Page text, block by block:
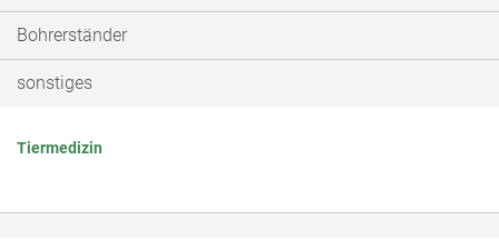
Bohrerständer
sonstiges
Tiermedizin